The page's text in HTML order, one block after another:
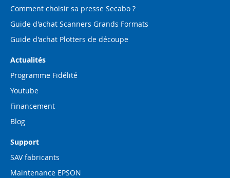
Comment choisir sa presse Secabo ?
Guide d'achat Scanners Grands Formats
Guide d'achat Plotters de découpe
Actualités
Programme Fidélité
Youtube
Financement
Blog
Support
SAV fabricants
Maintenance EPSON